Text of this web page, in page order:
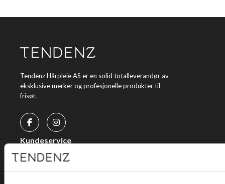
Tendenz Hårpleie AS er en solid totalleverandør av
eksklusive merker og profesjonelle produkter til
frisør.
Kundeservice
Kjøpsvilkår